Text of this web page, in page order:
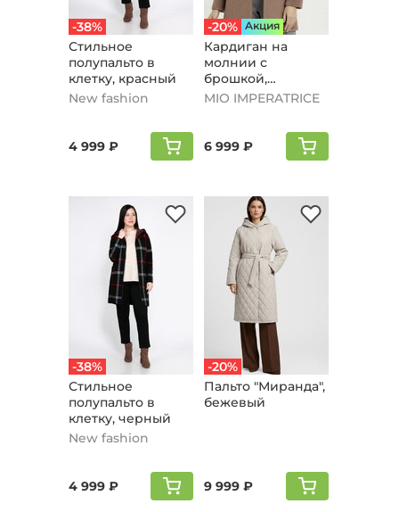
-38%
Стильное
полупальто в
клетку, красный
New fashion
4 999 ₽
-20% Aкция
Кардиган на
молнии с
брошкой,
бежевый
MIO IMPERATRICE
6 999 ₽
-38%
Стильное
полупальто в
клетку, черный
New fashion
4 999 ₽
-20%
Пальто "Мирaнда",
бежевый
9 999 ₽